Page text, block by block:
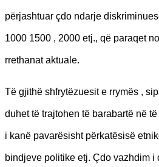
përjashtuar çdo ndarje
1000 1500 , 2000 etj., që paraqet
rrethanat aktuale.
Të gjithë shfrytëzuesit e rrymës ,
duhet të trajtohen të barabartë në
i kanë pavarësisht përkatësisë
bindjeve politike etj. Çdo vazhdim i